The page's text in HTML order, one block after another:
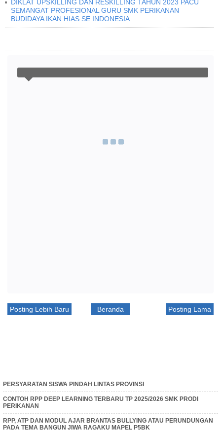
DIKLAT UPSKILLING DAN RESKILLING TAHUN 2023 PACU
SEMANGAT PROFESIONAL GURU SMK PERIKANAN
BUDIDAYA IKAN HIAS SE INDONESIA
Posting Lebih Baru Posting Lama
Beranda
PERSYARATAN SISWA PINDAH LINTAS PROVINSI
CONTOH RPP DEEP LEARNING TERBARU TP 2025/2026 SMK PRODI
PERIKANAN
RPP, ATP DAN MODUL AJAR BRANTAS BULLYING ATAU PERUNDUNGAN
PADA TEMA BANGUN JIWA RAGAKU MAPEL P5BK